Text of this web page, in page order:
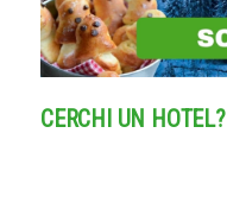
CERCHI UN HOTEL?